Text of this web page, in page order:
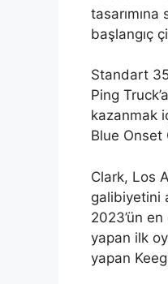
başlangıç
Standart
Ping
kazanmak
Blue Onset
Clark, Los
galibiyetini
2023’ün
yapan ilk
yapan